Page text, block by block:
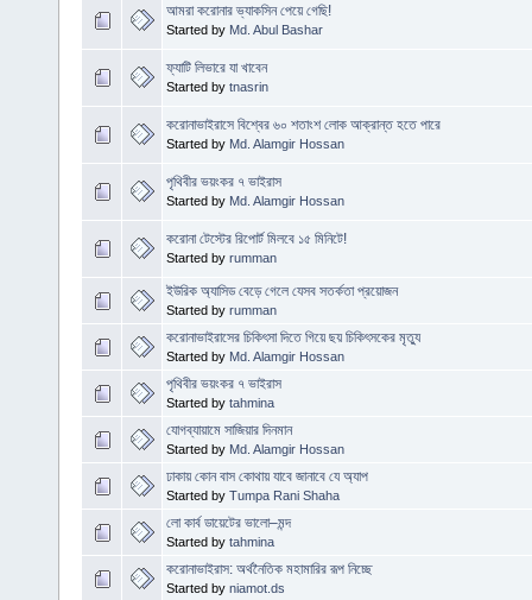
আমরা করোনার ভ্যাকসিন পেয়ে গেছি!
Started by Md. Abul Bashar
ফ্যাটি লিভারে যা খাবেন
Started by tnasrin
করোনাভাইরাসে বিশ্বের ৬০ শতাংশ লোক আক্রান্ত হতে পারে
Started by Md. Alamgir Hossan
পৃথিবীর ভয়ংকর ৭ ভাইরাস
Started by Md. Alamgir Hossan
করোনা টেস্টের রিপোর্ট মিলবে ১৫ মিনিটে!
Started by rumman
ইউরিক অ্যাসিড বেড়ে গেলে যেসব সতর্কতা প্রয়োজন
Started by rumman
করোনাভাইরাসের চিকিৎসা দিতে গিয়ে ছয় চিকিৎসকের মৃত্যু
Started by Md. Alamgir Hossan
পৃথিবীর ভয়ংকর ৭ ভাইরাস
Started by tahmina
যোগব্যায়ামে সাজিয়ার দিনমান
Started by Md. Alamgir Hossan
ঢাকায় কোন বাস কোথায় যাবে জানাবে যে অ‍্যাপ
Started by Tumpa Rani Shaha
লো কার্ব ডায়েটের ভালো–মন্দ
Started by tahmina
করোনাভাইরাস: অর্থনৈতিক মহামারির রূপ নিচ্ছে
Started by niamot.ds